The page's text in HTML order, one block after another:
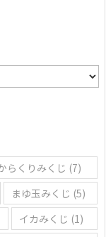
らくりみくじ (7)
まゆ玉みくじ (5)
イカみくじ (1)